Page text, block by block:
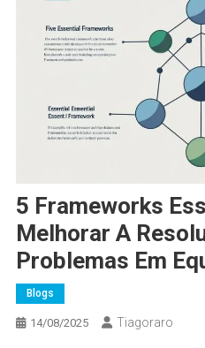
5 Frameworks
Melhorar A
Problemas Em
Blogs
14/08/2025 Tiagoraro